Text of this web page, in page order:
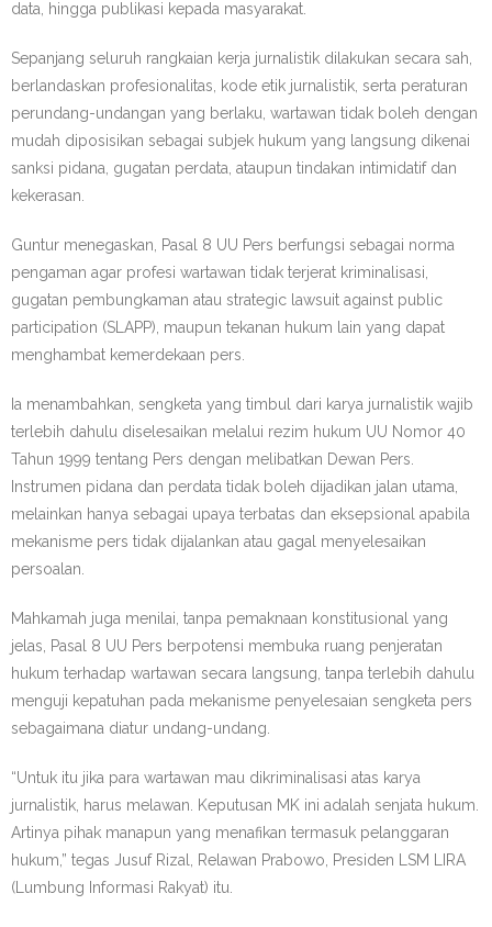
data, hingga publikasi kepada masyarakat.
Sepanjang seluruh rangkaian kerja jurnalistik dilakukan secara sah,
berlandaskan profesionalitas, kode etik jurnalistik, serta peraturan
perundang-undangan yang berlaku, wartawan tidak boleh dengan
mudah diposisikan sebagai subjek hukum yang langsung dikenai
sanksi pidana, gugatan perdata, ataupun tindakan intimidatif dan
kekerasan.
Guntur menegaskan, Pasal 8 UU Pers berfungsi sebagai norma
pengaman agar profesi wartawan tidak terjerat kriminalisasi,
gugatan pembungkaman atau strategic lawsuit against public
participation (SLAPP), maupun tekanan hukum lain yang dapat
menghambat kemerdekaan pers.
Ia menambahkan, sengketa yang timbul dari karya jurnalistik wajib
terlebih dahulu diselesaikan melalui rezim hukum UU Nomor 40
Tahun 1999 tentang Pers dengan melibatkan Dewan Pers.
Instrumen pidana dan perdata tidak boleh dijadikan jalan utama,
melainkan hanya sebagai upaya terbatas dan eksepsional apabila
mekanisme pers tidak dijalankan atau gagal menyelesaikan
persoalan.
Mahkamah juga menilai, tanpa pemaknaan konstitusional yang
jelas, Pasal 8 UU Pers berpotensi membuka ruang penjeratan
hukum terhadap wartawan secara langsung, tanpa terlebih dahulu
menguji kepatuhan pada mekanisme penyelesaian sengketa pers
sebagaimana diatur undang-undang.
“Untuk itu jika para wartawan mau dikriminalisasi atas karya
jurnalistik, harus melawan. Keputusan MK ini adalah senjata hukum.
Artinya pihak manapun yang menafikan termasuk pelanggaran
hukum,” tegas Jusuf Rizal, Relawan Prabowo, Presiden LSM LIRA
(Lumbung Informasi Rakyat) itu.